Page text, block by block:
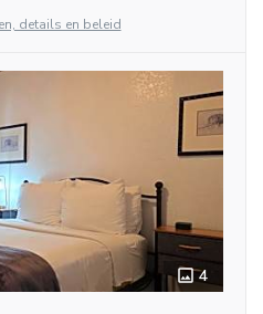
details en beleid
4